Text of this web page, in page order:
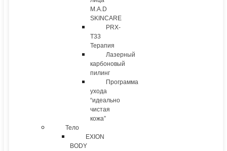
M.A.D
SKINCARE
PRX-
T33
Терапия
Лазерный
карбоновый
пилинг
Программа
ухода
“идеально
чистая
кожа”
Тело
EXION
BODY